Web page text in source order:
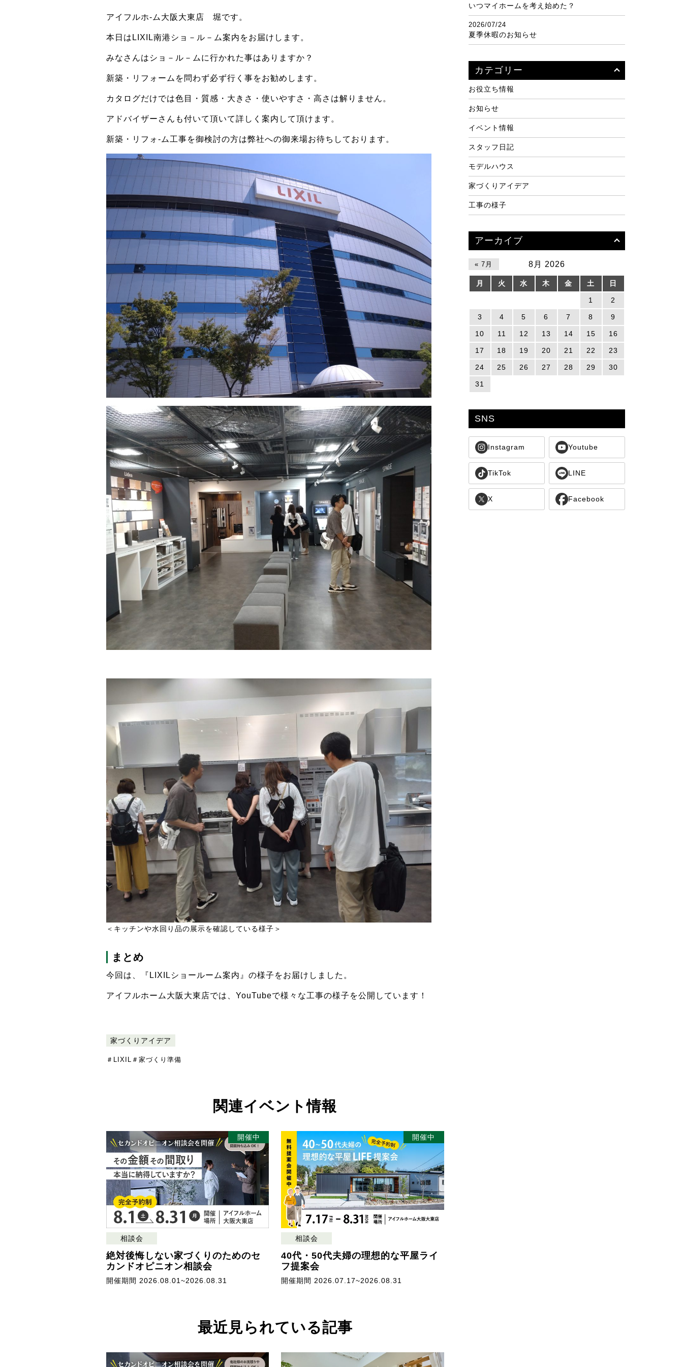
アイフルホ-ム大阪大東店 堀です。
本日はLIXIL南港ショ－ル－ム案内をお届けします。
みなさんはショ－ル－ムに行かれた事はありますか？
新築・リフォームを問わず必ず行く事をお勧めします。
カタログだけでは色目・質感・大きさ・使いやすさ・高さは解りません。
アドバイザーさんも付いて頂いて詳しく案内して頂けます。
新築・リフォ-ム工事を御検討の方は弊社への御来場お待ちしております。
＜キッチンや水回り品の展示を確認している様子＞
まとめ
今回は、『LIXILショールーム案内』の様子をお届けしました。
アイフルホーム大阪大東店では、YouTubeで様々な工事の様子を公開しています！
家づくりアイデア
＃LIXIL ＃家づくり準備
関連イベント情報
開催中
相談会
絶対後悔しない家づくりのためのセ
カンドオピニオン相談会
開催期間 2026.08.01~2026.08.31
開催中
相談会
40代・50代夫婦の理想的な平屋ライ
フ提案会
開催期間 2026.07.17~2026.08.31
最近見られている記事
いつマイホームを考え始めた？
2026/07/24
夏季休暇のお知らせ
カテゴリー
お役立ち情報
お知らせ
イベント情報
スタッフ日記
モデルハウス
家づくりアイデア
工事の様子
アーカイブ
8月 2026
月 火 水 木 金 土 日
1 2
3 4 5 6 7 8 9
10 11 12 13 14 15 16
17 18 19 20 21 22 23
24 25 26 27 28 29 30
31
« 7月
SNS
Instagram Youtube
TikTok LINE
X Facebook